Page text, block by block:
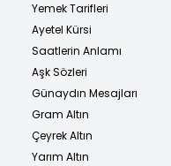
Yemek Tarifleri
Ayetel Kürsi
Saatlerin Anlamı
Aşk Sözleri
Günaydın Mesajları
Gram Altın
Çeyrek Altın
Yarım Altın